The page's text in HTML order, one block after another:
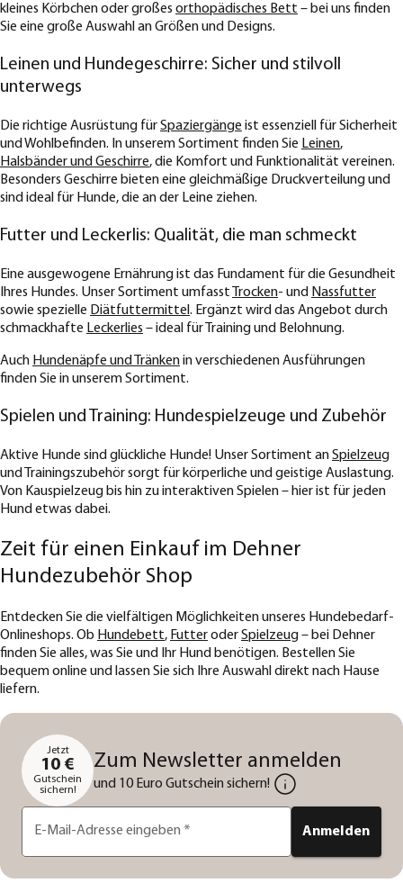
kleines Körbchen oder großes orthopädisches Bett – bei uns finden
Sie eine große Auswahl an Größen und Designs.
Leinen und Hundegeschirre: Sicher und stilvoll
unterwegs
Die richtige Ausrüstung fürSpaziergänge ist essenziell für Sicherheit
und Wohlbefinden. In unserem Sortiment finden Sie Leinen,
Halsbänder und Geschirre, die Komfort und Funktionalität vereinen.
Besonders Geschirre bieten eine gleichmäßige Druckverteilung und
sind ideal für Hunde, die an der Leine ziehen.
Futter und Leckerlis: Qualität, die man schmeckt
Eine ausgewogene Ernährung ist das Fundament für die Gesundheit
Ihres Hundes. Unser Sortiment umfasst
Trocken- und Nassfutter
sowie spezielle Diätfuttermittel . Ergänzt wird das Angebot durch
schmackhafte Leckerlies – ideal für Training und Belohnung.
Auch Hundenäpfe und Tränkenin verschiedenen Ausführungen
finden Sie in unserem Sortiment.
Spielen und Training: Hundespielzeuge und Zubehör
Aktive Hunde sind glückliche Hunde! Unser Sortiment anSpielzeug
und Trainingszubehör sorgt für körperliche und geistige Auslastung.
Von Kauspielzeug bis hin zu interaktiven Spielen – hier ist für jeden
Hund etwas dabei.
Zeit für einen Einkauf im Dehner
Hundezubehör Shop
Entdecken Sie die vielfältigen Möglichkeiten unseres Hundebedarf-
Onlineshops. Ob Hundebett, FutteroderSpielzeug– bei Dehner
finden Sie alles, was Sie und Ihr Hund benötigen. Bestellen Sie
bequem online und lassen Sie sich Ihre Auswahl direkt nach Hause
liefern.
Jetzt
10 €
Gutschein
sichern!
Zum Newsletter anmelden
und 10 Euro Gutschein sichern!
E-Mail-Adresse eingeben * Anmelden